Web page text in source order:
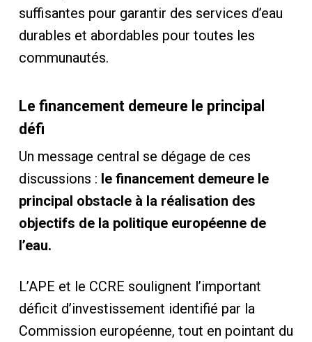
suffisantes pour garantir des services d’eau
durables et abordables pour toutes les
communautés.
Le financement demeure le principal
défi
Un message central se dégage de ces
discussions : le financement demeure le
principal obstacle à la réalisation des
objectifs de la politique européenne de
l’eau.
L’APE et le CCRE soulignent l’important
déficit d’investissement identifié par la
Commission européenne, tout en pointant du